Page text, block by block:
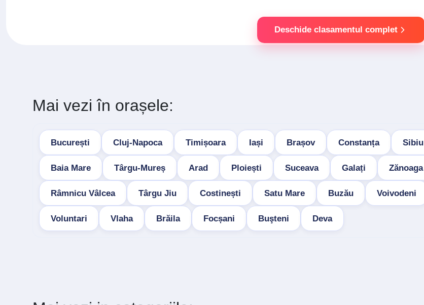
Deschide clasamentul complet
Mai vezi în orașele:
București Cluj-Napoca Timișoara Iași Brașov Constanța Sibiu
Baia Mare Târgu-Mureș Arad Ploiești Suceava Galați Zănoaga
Râmnicu Vâlcea Târgu Jiu Costinești Satu Mare Buzău Voivodeni
Voluntari Vlaha Brăila Focșani Buşteni Deva